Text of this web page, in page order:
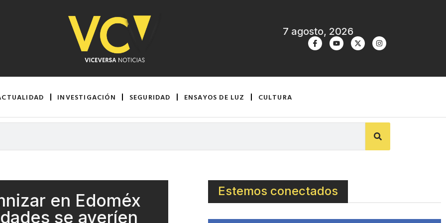
7 agosto, 2026
INVESTIGACIÓN SEGURIDAD ENSAYOS DE LUZ CULTURA
en Edoméx
se averíen
Estemos conectados